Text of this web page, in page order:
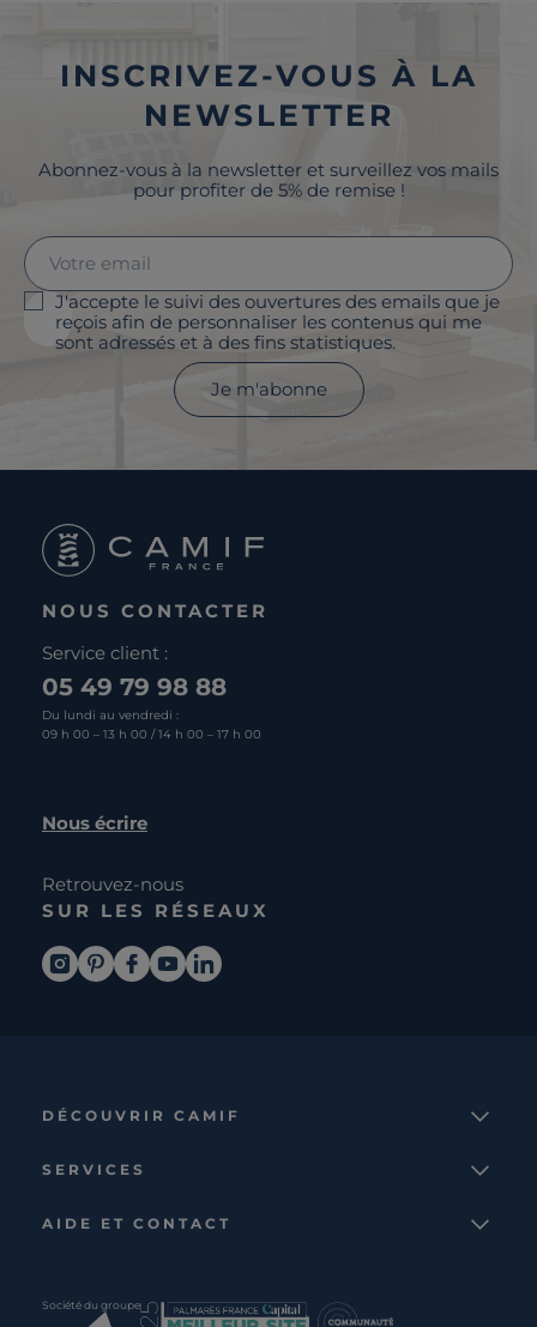
INSCRIVEZ-VOUS À LA
NEWSLETTER
Abonnez-vous à la newsletter et surveillez vos mails
pour profiter de 5% de remise !
J'accepte le suivi des ouvertures des emails que je
reçois afin de personnaliser les contenus qui me
sont adressés et à des fins statistiques.
Je m'abonne
NOUS CONTACTER
Service client :
05 49 79 98 88
Du lundi au vendredi :
09 h 00 – 13 h 00 / 14 h 00 – 17 h 00
Nous écrire
Retrouvez-nous
SUR LES RÉSEAUX
DÉCOUVRIR CAMIF
Nos collections
Boutique
SERVICES
Carte cadeau Camif
AIDE ET CONTACT
Société du groupe